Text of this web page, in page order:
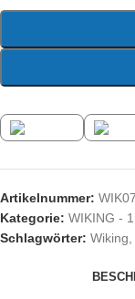
Artikelnummer:
Kategorie: WIKING -
Schlagwörter: Wiking,